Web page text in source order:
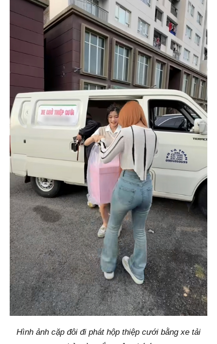
Hình ảnh cặp đôi đi phát hộp thiệp cưới bằng xe tải